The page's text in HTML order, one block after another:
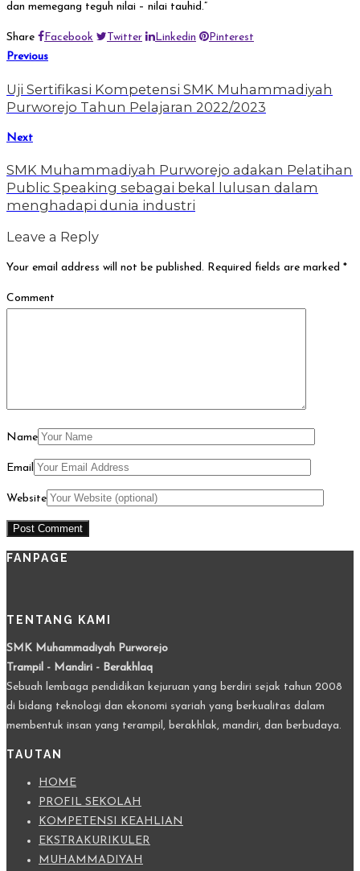
dan memegang teguh nilai – nilai tauhid.”
Share Facebook Twitter Linkedin
Pinterest
Previous
Uji Sertifikasi Kompetensi SMK Muhammadiyah
Purworejo Tahun Pelajaran 2022/2023
Next
SMK Muhammadiyah Purworejo adakan Pelatihan
Public Speaking sebagai bekal lulusan dalam
menghadapi dunia industri
Leave a Reply
Your email address will not be published. Required fields are marked *
Comment
Name
Email
Website
FANPAGE
TENTANG KAMI
SMK Muhammadiyah Purworejo
Trampil - Mandiri - Berakhlaq
Sebuah lembaga pendidikan kejuruan yang berdiri sejak tahun 2008
di bidang teknologi dan ekonomi syariah yang berkualitas dalam
membentuk insan yang terampil, berakhlak, mandiri, dan berbudaya.
TAUTAN
HOME
PROFIL SEKOLAH
KOMPETENSI KEAHLIAN
EKSTRAKURIKULER
MUHAMMADIYAH